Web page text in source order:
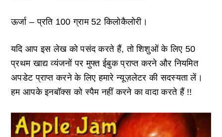
ऊर्जा – प्रति 100 ग्राम 52 किलोकैलोरी।
यदि आप इस लेख को पसंद करते हैं, तो शिशुओं के लिए 50
प्रथम खाद्य व्यंजनों पर मुफ्त ईबुक प्राप्त करने और नियमित
अपडेट प्राप्त करने के लिए हमारे न्यूज़लेटर की सदस्यता लें।
हम आपके इनबॉक्स को स्पैम नहीं करने का वादा करते हैं !!